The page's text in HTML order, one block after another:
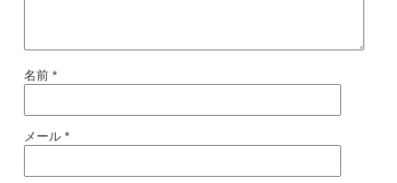
名前 *
メール *